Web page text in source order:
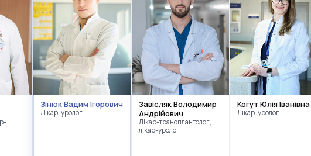
Зінюк Вадим Ігорович
Лікар-уролог
Завісляк Володимир
Андрійович
Лікар-трансплантолог,
лікар-уролог
Когут Юлія Іванівна
Лікар-уролог